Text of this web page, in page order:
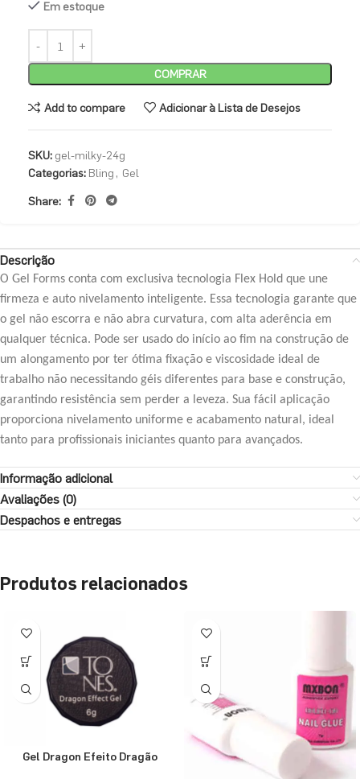
Em estoque
COMPRAR
Add to compare Adicionar à Lista de Desejos
SKU: gel-milky-24g
Categorias: Bling , Gel
Share:
Descrição
O Gel Forms conta com exclusiva tecnologia Flex Hold que une
firmeza e auto nivelamento inteligente. Essa tecnologia garante que
o gel não escorra e não abra curvatura, com alta aderência em
qualquer técnica. Pode ser usado do início ao fim na construção de
um alongamento por ter ótima fixação e viscosidade ideal de
trabalho não necessitando géis diferentes para base e construção,
garantindo resistência sem perder a leveza. Sua fácil aplicação
proporciona nivelamento uniforme e acabamento natural, ideal
tanto para profissionais iniciantes quanto para avançados.
Informação adicional
Avaliações (0)
Despachos e entregas
Produtos relacionados
Gel Dragon Efeito Dragão